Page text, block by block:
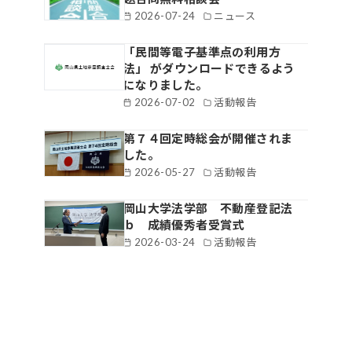
2026-07-24 ニュース
2026-07-02 活動報告
「民間等電子基準点の利用方
法」 がダウンロードできるよう
になりました。
2026-05-27 活動報告
第７４回定時総会が開催されま
した。
2026-03-24 活動報告
岡山大学法学部 不動産登記法
ｂ 成績優秀者受賞式